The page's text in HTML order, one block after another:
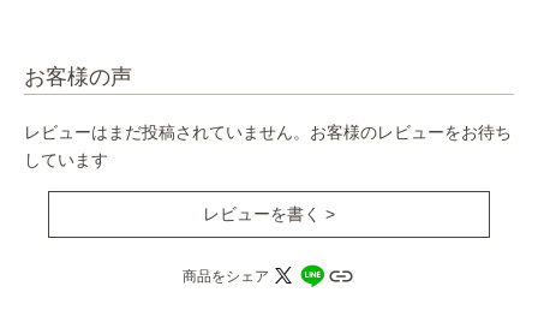
お客様の声
レビューはまだ投稿されていません。お客様のレビューをお待ち
しています
レビューを書く >
商品をシェア